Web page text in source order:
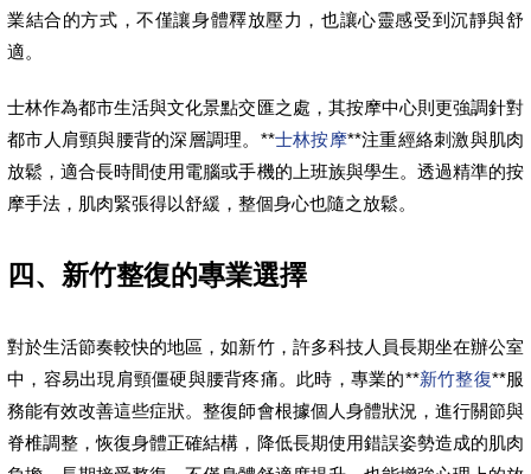
業結合的方式，不僅讓身體釋放壓力，也讓心靈感受到沉靜與舒
適。
士林作為都市生活與文化景點交匯之處，其按摩中心則更強調針對
都市人肩頸與腰背的深層調理。**士林按摩**注重經絡刺激與肌肉
放鬆，適合長時間使用電腦或手機的上班族與學生。透過精準的按
摩手法，肌肉緊張得以舒緩，整個身心也隨之放鬆。
四、新竹整復的專業選擇
對於生活節奏較快的地區，如新竹，許多科技人員長期坐在辦公室
中，容易出現肩頸僵硬與腰背疼痛。此時，專業的**新竹整復**服
務能有效改善這些症狀。整復師會根據個人身體狀況，進行關節與
脊椎調整，恢復身體正確結構，降低長期使用錯誤姿勢造成的肌肉